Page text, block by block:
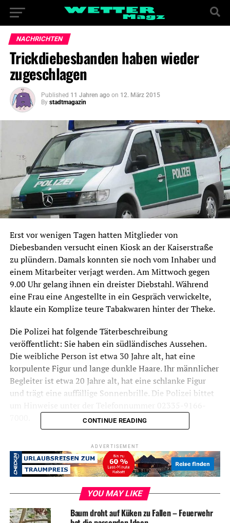
NACHRICHTEN
Trickdiebesbanden haben wieder
zugeschlagen
Published 11 Jahren ago on 12. März 2015
By stadtmagazin
Erst vor wenigen Tagen hatten Mitglieder von
Diebesbanden versucht einen Kiosk an der Kaiserstraße
zu plündern. Damals konnten sie noch vom Inhaber und
einem Mitarbeiter verjagt werden. Am Mittwoch gegen
9.00 Uhr gelang ihnen ein dreister Diebstahl. Während
eine Frau eine Angestellte in ein Gespräch verwickelte,
klaute ein Komplize teure Tabakwaren hinter der Theke.
Die Polizei hat folgende Täterbeschreibung
veröffentlicht: Sie haben ein südländisches Aussehen.
Die weibliche Person ist etwa 30 Jahre alt, hat eine
korpulente Figur und lange dunkle Haare. Ihr männlicher
Begleiter ist etwa 20 Jahre alt, hat eine schlanke Figur
und trägt eine auffällige Sonnenbrille. Die Polizei bittet
Symbolfoto / Archiv
ADVERTISEMENT
CONTINUE READING
ADVERTISEMENT
YOU MAY LIKE
Baum droht auf Küken zu Fallen – Feuerwehr